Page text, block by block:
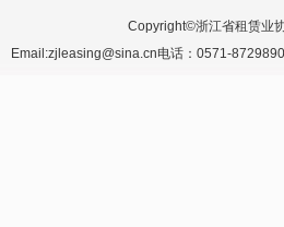
Copyright©浙江省租赁业
Email:zjleasing@sina.cn电话：0571-